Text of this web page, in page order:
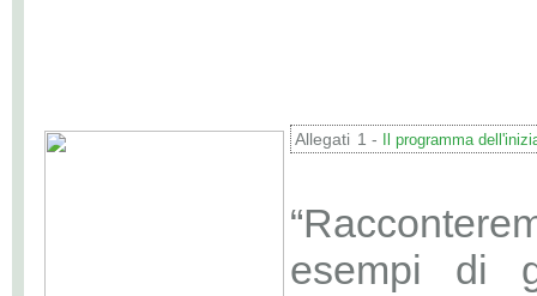
Allegati 1 - Il programma
esempi di